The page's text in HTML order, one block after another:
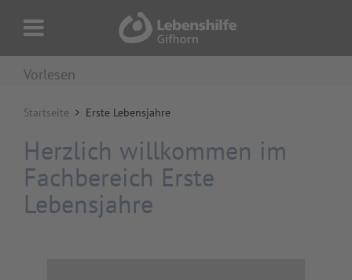
Vorlesen
Startseite Erste Lebensjahre
Herzlich willkommen im
Fachbereich Erste
Lebensjahre